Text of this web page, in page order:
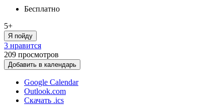
Бесплатно
5+
Я пойду
3 нравится
209 просмотров
Добавить в календарь
Google Calendar
Outlook.com
Скачать .ics